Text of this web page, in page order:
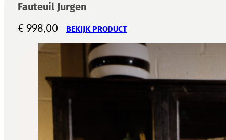
Fauteuil Jurgen
€ 998,00 BEKIJK PRODUCT